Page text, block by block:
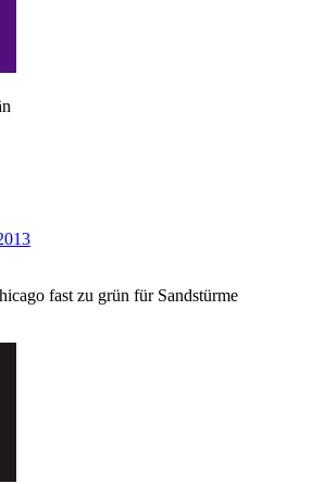
fast zu grün für Sandstürme